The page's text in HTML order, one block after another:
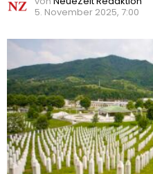
5. November 2025, 7:00